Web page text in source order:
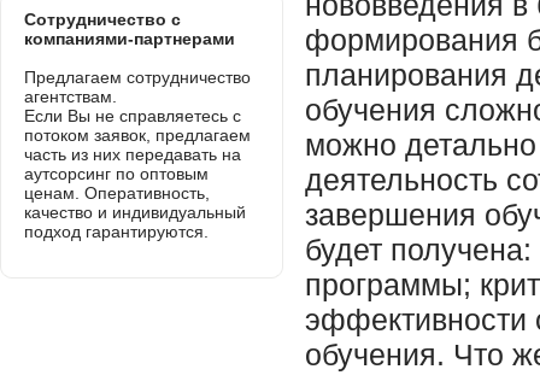
Сотрудничество с
компаниями-партнерами
Предлагаем сотрудничество
агентствам.
Если Вы не справляетесь с
потоком заявок, предлагаем
часть из них передавать на
аутсорсинг по оптовым
ценам. Оперативность,
качество и индивидуальный
подход гарантируются.